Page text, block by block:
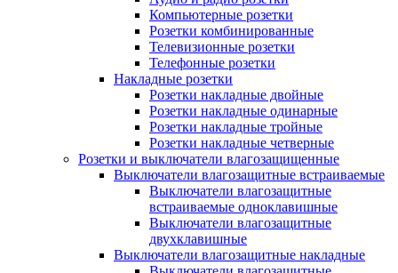
Компьютерные розетки
Розетки комбинированные
Телевизионные розетки
Телефонные розетки
Накладные розетки
Розетки накладные двойные
Розетки накладные одинарные
Розетки накладные тройные
Розетки накладные четверные
Розетки и выключатели влагозащищенные
Выключатели влагозащитные встраиваемые
Выключатели влагозащитные
встраиваемые одноклавишные
Выключатели влагозащитные
двухклавишные
Выключатели влагозащитные накладные